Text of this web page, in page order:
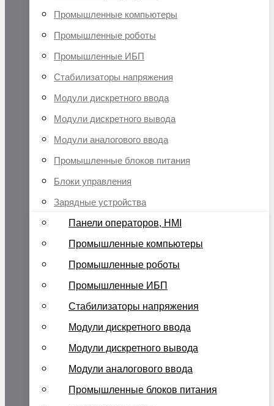
Промышленные компьютеры
Промышленные роботы
Промышленные ИБП
Стабилизаторы напряжения
Модули дискретного ввода
Модули дискретного вывода
Модули аналогового ввода
Промышленные блоков питания
Блоки управления
Зарядные устройства
Панели операторов, HMI
Промышленные компьютеры
Промышленные роботы
Промышленные ИБП
Стабилизаторы напряжения
Модули дискретного ввода
Модули дискретного вывода
Модули аналогового ввода
Промышленные блоков питания